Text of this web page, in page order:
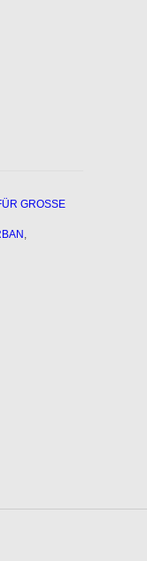
GROSSE K